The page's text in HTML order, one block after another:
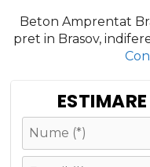
Beton Amprentat
pret in Brasov,